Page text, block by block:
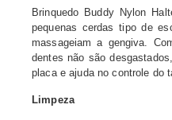
Brinquedo Buddy Nylon
pequenas cerdas tipo de
massageiam a gengiva.
dentes não são
placa e ajuda no controle do
Limpeza